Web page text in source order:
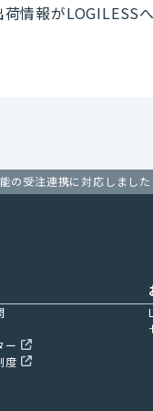
情報がLOGILESSへ
の受注連携に対応しました
ー
度